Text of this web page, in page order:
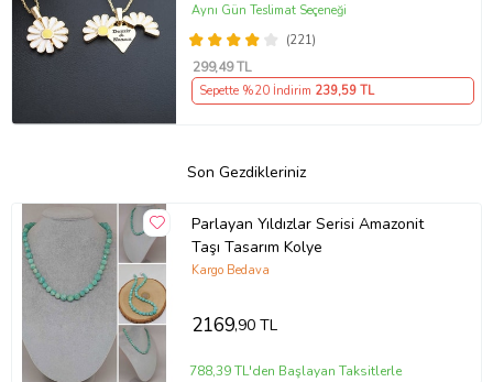
(221)
Aynı Gün Teslimat Seçeneği
299,49 TL
Sepette %20 İndirim 239,59 TL
Son Gezdikleriniz
Parlayan Yıldızlar Serisi Amazonit
Taşı Tasarım Kolye
Kargo Bedava
2169,90 TL
788,39 TL'den Başlayan Taksitlerle